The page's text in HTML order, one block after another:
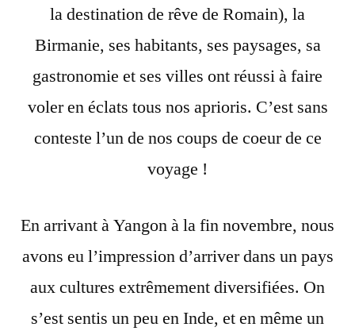
Décembre
la destination de rêve de Romain), la
Birmanie, ses habitants, ses paysages, sa
gastronomie et ses villes ont réussi à faire
voler en éclats tous nos aprioris. C’est sans
conteste l’un de nos coups de coeur de ce
voyage !
En arrivant à Yangon à la fin novembre, nous
avons eu l’impression d’arriver dans un pays
aux cultures extrêmement diversifiées. On
s’est sentis un peu en Inde, et en même un